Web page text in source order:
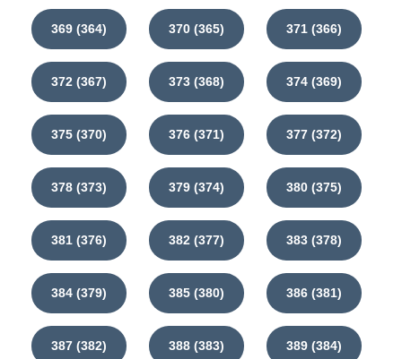
369 (364) 370 (365) 371 (366)
372 (367) 373 (368) 374 (369)
375 (370) 376 (371) 377 (372)
378 (373) 379 (374) 380 (375)
381 (376) 382 (377) 383 (378)
384 (379) 385 (380) 386 (381)
387 (382) 388 (383) 389 (384)